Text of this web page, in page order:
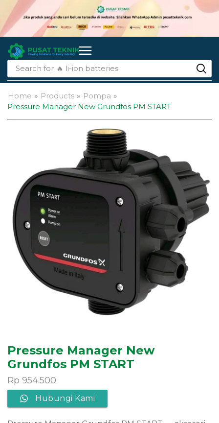
Search for 🔥 li-ion batteries
Home » Products » Pompa »
Pressure Manager New Grundfos PM START
Pressure Manager New
Grundfos PM START
Rp 954.500
Hubungi Kami